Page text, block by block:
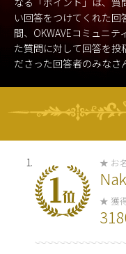
い回答をつけてくれた
間、OKWAVEコミュニ
た質問に対して回答を投
ださった回答者のみなさ